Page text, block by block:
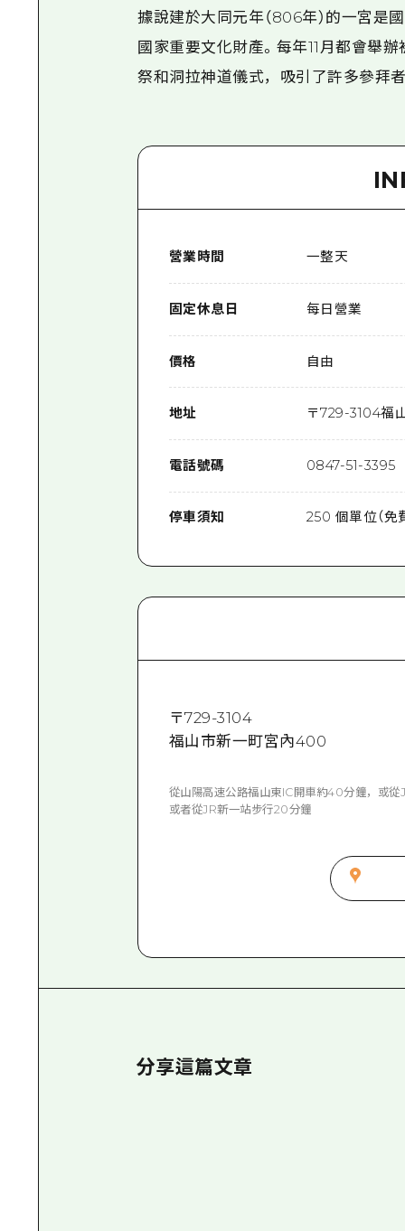
據說建於大同元年（806年）的一宮
國家重要文化財產。每年11月都會舉
祭和洞拉神道儀式，吸引了許多參拜
營業時間 一整天
固定休息日 每日營業
價格 自由
地址 〒729-3104福
電話號碼 0847-51-3395
停車須知 250 個單位（免
〒729-3104
福山市新一町宮內400
從山陽高速公路福山東IC開車約40分鐘，或從
或者從JR新一站步行20分鐘
分享這篇文章